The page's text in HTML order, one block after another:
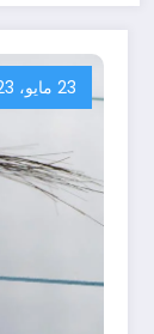
23 مايو، 2023